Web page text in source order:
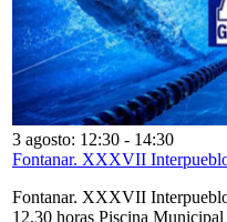
3 agosto: 12:30 - 14:30
Fontanar. XXXVII
Fontanar. XXXVII
12,30 horas Piscina Municipal